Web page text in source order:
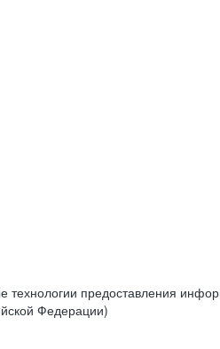
предоставления
Федерации)